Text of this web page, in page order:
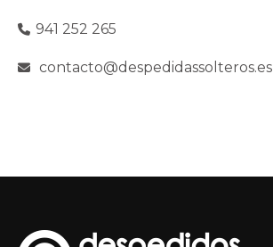
941 252 265
contacto@despedidassolteros.es